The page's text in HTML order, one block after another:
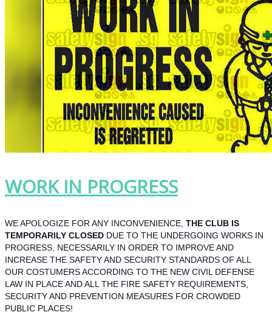
WORK IN PROGRESS
WE APOLOGIZE FOR ANY INCONVENIENCE, THE CLUB IS
TEMPORARILY CLOSED DUE TO THE UNDERGOING WORKS IN
PROGRESS, NECESSARILY IN ORDER TO IMPROVE AND
INCREASE THE SAFETY AND SECURITY STANDARDS OF ALL
OUR COSTUMERS ACCORDING TO THE NEW CIVIL DEFENSE
LAW IN PLACE AND ALL THE FIRE SAFETY REQUIREMENTS,
SECURITY AND PREVENTION MEASURES FOR CROWDED
PUBLIC PLACES!